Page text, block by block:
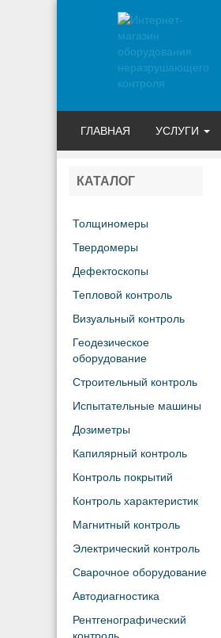
ГЛАВНАЯ УСЛУГИ
КАТАЛОГ
Толщиномеры
Твердомеры
Дефектоскопы
Тепловой контроль
Визуальный контроль
Геодезическое
оборудование
Строительный контроль
Испытательные машины
Дозиметры
Капилярный контроль
Контроль покрытий
Контроль характеристик
Магнитный контроль
Электрический контроль
Сварочное оборудование
Автодиагностика
Рентгенографический